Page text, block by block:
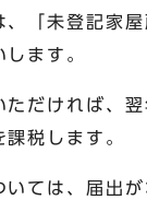
、「未登記家
ます。
ただければ、
税します。
いては、届出